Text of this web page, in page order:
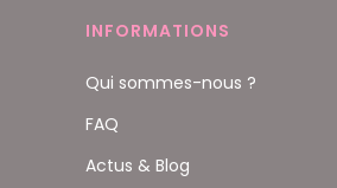
INFORMATIONS
Qui sommes-nous ?
FAQ
Actus & Blog